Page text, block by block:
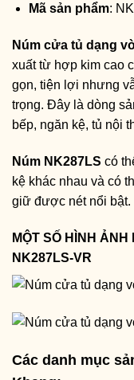
Mã sản phẩm:
Núm cửa tủ dạng
xuất từ hợp kim cao
gọn, tiện lợi nhưng
trọng. Đây là dòng
bếp, ngăn kệ, tủ nội
Núm NK287LS có
kệ khác nhau và có
giữ được nét nổi bật.
MỘT SỐ HÌNH
NK287LS-VR
Các danh mục